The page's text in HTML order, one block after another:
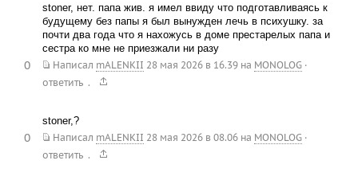
stoner, нет. папа жив. я имел ввиду что подготавливаясь к
будущему без папы я был вынужден лечь в психушку. за
почти два года что я нахожусь в доме престарелых папа и
сестра ко мне не приезжали ни разу
Написал mALENKII 28 мая 2026 в 16.39на MONOLOG ·
ответить .
0
stoner,?
Написал mALENKII 28 мая 2026 в 08.06на MONOLOG ·
ответить .
0